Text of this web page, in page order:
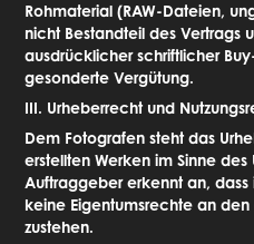
Rohmaterial (RAW-Dateien,
nicht Bestandteil des Vertrags
ausdrücklicher schriftlicher
gesonderte Vergütung.
III. Urheberrecht und
Dem Fotografen steht das
erstellten Werken im Sinne
Auftraggeber erkennt an,
keine Eigentumsrechte an
zustehen.